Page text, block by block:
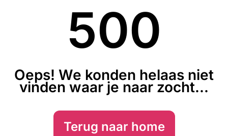
500
Oeps! We konden helaas niet
vinden waar je naar zocht...
Terug naar home